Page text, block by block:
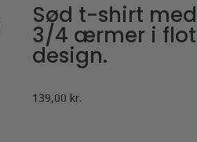
Sød t-shirt med
3/4 ærmer i flot
design.
139,00 kr.